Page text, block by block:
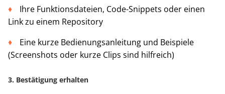
Ihre Funktionsdateien, Code-Snippets oder einen
Link zu einem Repository
Eine kurze Bedienungsanleitung und Beispiele
(Screenshots oder kurze Clips sind hilfreich)
3. Bestätigung erhalten